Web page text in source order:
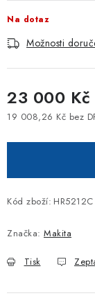
Na dotaz
Možnosti
23 000 Kč
19 008,26 Kč bez
Kód zboží: HR5212C
Značka: Makita
Tisk